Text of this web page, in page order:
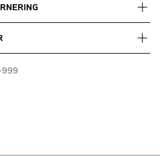
10% Polyester, 6% Spandex
999